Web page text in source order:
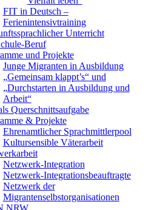
FIT in Deutsch –
Ferienintensivtraining
Unterricht
Beruf
und Projekte
Junge Migranten in Ausbildung
„Gemeinsam klappt’s“ und
„Durchstarten in Ausbildung und
Arbeit“
Querschnittsaufgabe
& Projekte
Ehrenamtlicher Sprachmittlerpool
Kultursensible Väterarbeit
Netzwerk-Integration
Netzwerk-Integrationsbeauftragte
Netzwerk der
Migrantenselbstorganisationen
NRW